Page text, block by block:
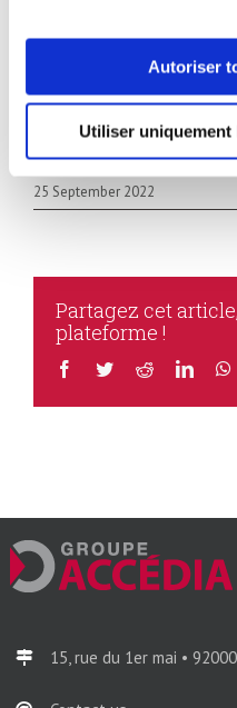
Autoriser
Utiliser uniquement
technical means to
advances for its
25 September 2022
Partagez cet
plateforme !
Facebook
TwitterReddit
15, rue du 1er mai •